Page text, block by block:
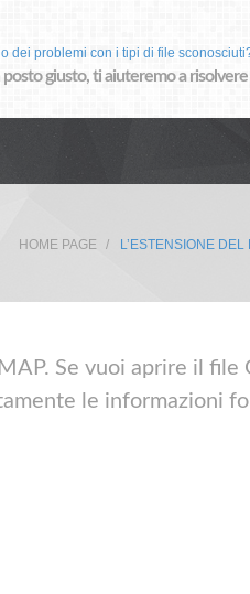
dei problemi con i tipi di file
posto giusto, ti aiuteremo a
HOME PAGE L’ESTENSIONE DEL
Se vuoi aprire il file
le informazioni